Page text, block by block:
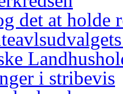
det at holde
i stribevis